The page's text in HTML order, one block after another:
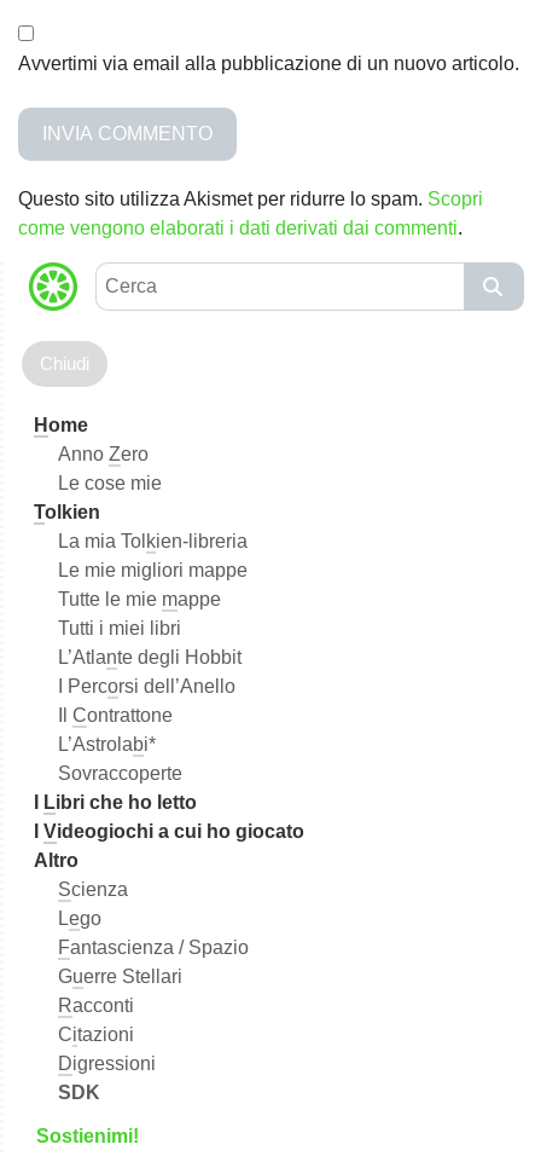
Avvertimi via email alla pubblicazione di un nuovo articolo.
Questo sito utilizza Akismet per ridurre lo spam. Scopri
come vengono elaborati i dati derivati dai commenti.
C
e
c
Home
Anno Zero
Le cose mie
Tolkien
La mia Tol kien-libreria
Le mie migliori mappe
Tutte le mie mappe
Tutti i miei libri
L’Atlante degli Hobbit
I Percorsi dell’Anello
Contrattone
L’Astrolabi*
Sovraccoperte
Libri che ho letto
Videogiochi a cui ho giocato
Altro
Scienza
Lego
Fantascienza / Spazio
Guerre Stellari
Racconti
Citazioni
Digressioni
SDK
Sostienimi!